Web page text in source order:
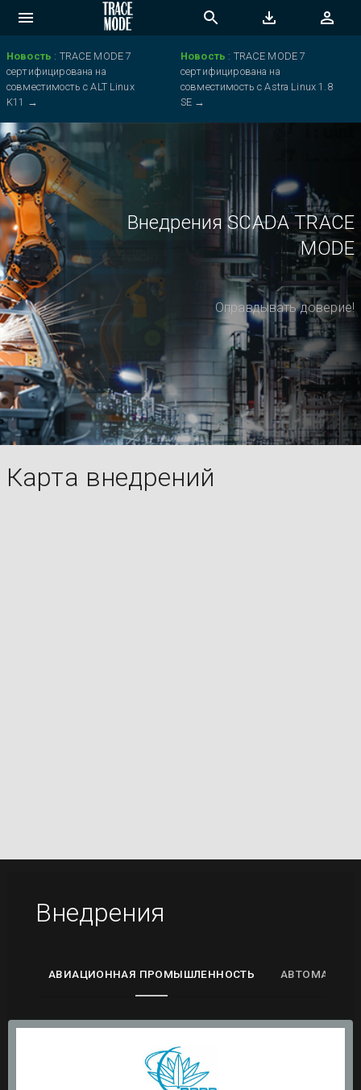
Новость : TRACE MODE 7
сертифицирована на
совместимость с ALT Linux
K11 →
Новость : TRACE MODE 7
сертифицирована на
совместимость с Astra Linux 1.8
SE →
Внедрения SCADA TRACE
MODE
Оправдывать доверие!
Карта внедрений
Внедрения
АВИАЦИОННАЯ ПРОМЫШЛЕННОСТЬ